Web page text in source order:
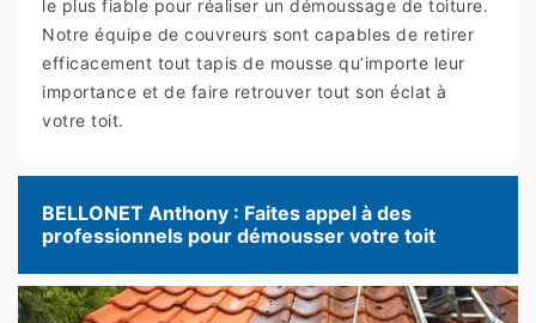
le plus fiable pour réaliser un démoussage de toiture.
Notre équipe de couvreurs sont capables de retirer
efficacement tout tapis de mousse qu’importe leur
importance et de faire retrouver tout son éclat à
votre toit.
BELLONET Anthony : Faites appel à des
professionnels pour démousser votre toit